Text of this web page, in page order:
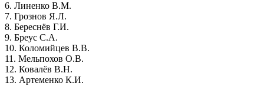
6. Линенко В.М.
7. Грознов Я.Л.
8. Береснёв Г.И.
9. Бреус С.А.
10. Коломийцев В.В.
11. Мельпохов О.В.
12. Ковалёв В.Н.
13. Артеменко К.И.